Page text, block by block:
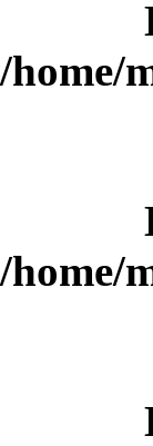
/home/
/home/